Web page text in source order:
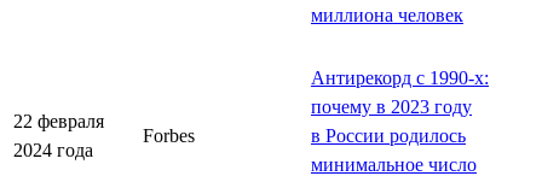
миллиона человек
22 февраля
2024 года
Forbes
Антирекорд с 1990-х:
почему в 2023 году
в России родилось
минимальное число